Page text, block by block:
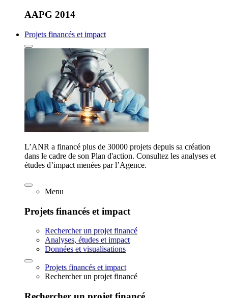
AAPG 2014
Projets financés et impact
L’ANR a financé plus de 30000 projets depuis sa création
dans le cadre de son Plan d'action. Consultez les analyses et
études d’impact menées par l’Agence.
Menu
Projets financés et impact
Rechercher un projet financé
Analyses, études et impact
Données et visualisations
Projets financés et impact
Rechercher un projet financé